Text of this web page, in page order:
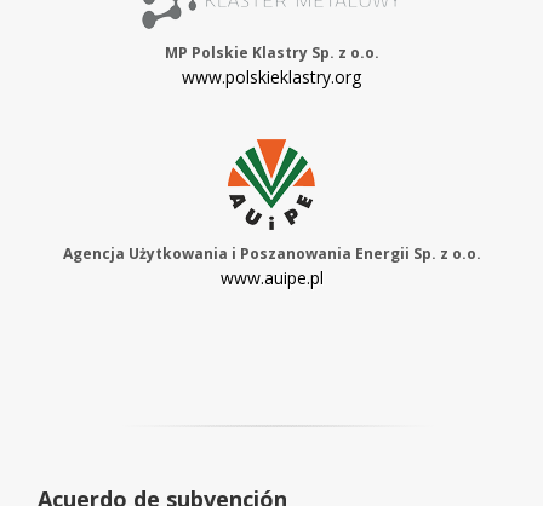
MP Polskie Klastry Sp. z o.o.
www.polskieklastry.org
Agencja Użytkowania i Poszanowania Energii Sp. z o.o.
www.auipe.pl
Acuerdo de subvención